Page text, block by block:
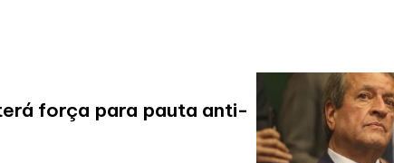
força para pauta anti-